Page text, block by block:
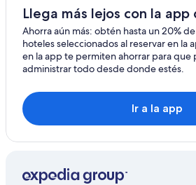
Llega más lejos con la app
Ahorra aún más: obtén hasta un 20%
hoteles seleccionados al reservar en la
en la app te permiten ahorrar para que
administrar todo desde donde estés.
Ir a la app